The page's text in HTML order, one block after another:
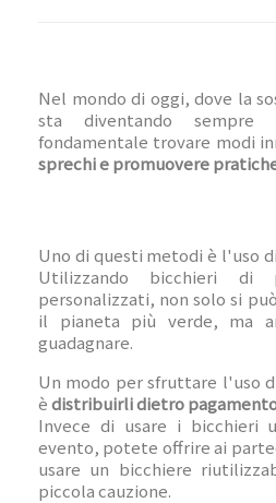
Nel mondo di oggi, dove la
sta diventando
fondamentale trovare modi
sprechi e promuovere
Uno di questi metodi è l'uso di
Utilizzando bicchieri di
personalizzati, non solo si
il pianeta più verde, ma
guadagnare.
Un modo per sfruttare l'uso
èdistribuirli dietro
Invece di usare i bicchieri
evento, potete offrire ai
usare un bicchiere
piccola cauzione.